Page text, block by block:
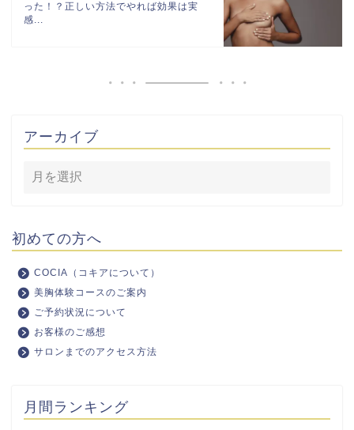
った！？正しい方法でやれば効果は実
感...
アーカイブ
初めての方へ
COCIA（コキアについて）
美胸体験コースのご案内
ご予約状況について
お客様のご感想
サロンまでのアクセス方法
月間ランキング